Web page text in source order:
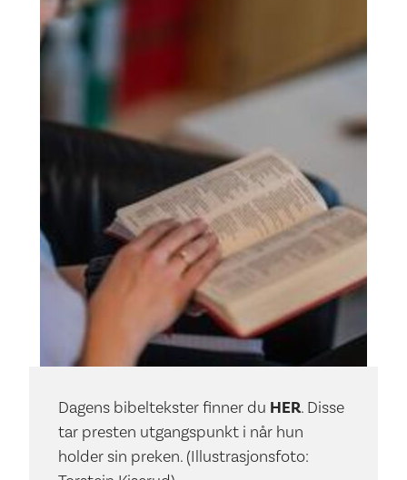
Dagens bibeltekster finner du HER. Disse
tar presten utgangspunkt i når hun
holder sin preken. (Illustrasjonsfoto: